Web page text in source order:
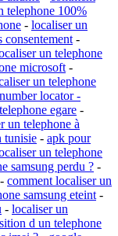
telephone 100%
- localiser un
consentement -
un telephone
microsoft -
un telephone
locator -
egare -
un telephone à
tunisie - apk pour
un telephone
samsung perdu ? -
- comment localiser un
samsung eteint -
- localiser un
d un telephone